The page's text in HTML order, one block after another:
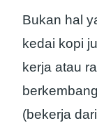
Bukan hal
kedai kopi
kerja atau
(bekerja